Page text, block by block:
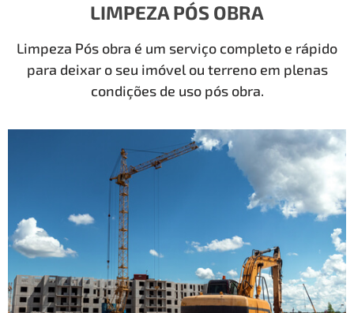
LIMPEZA PÓS OBRA
Limpeza Pós obra é um serviço completo e rápido
para deixar o seu imóvel ou terreno em plenas
condições de uso pós obra.